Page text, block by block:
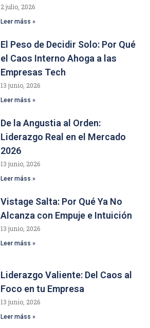
2 julio, 2026
Leer máss »
El Peso de Decidir Solo: Por Qué
el Caos Interno Ahoga a las
Empresas Tech
13 junio, 2026
Leer máss »
De la Angustia al Orden:
Liderazgo Real en el Mercado
2026
13 junio, 2026
Leer máss »
Vistage Salta: Por Qué Ya No
Alcanza con Empuje e Intuición
13 junio, 2026
Leer máss »
Liderazgo Valiente: Del Caos al
Foco en tu Empresa
13 junio, 2026
Leer máss »